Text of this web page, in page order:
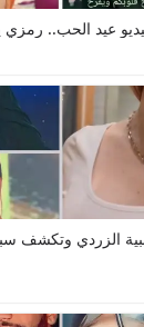
عيد الحب..
الزردي وتكشف